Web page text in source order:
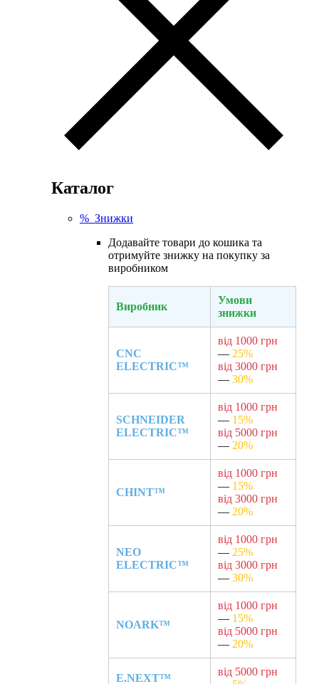
Каталог
% Знижки
Додавайте товари до кошика та
отримуйте знижку на покупку за
виробником
Виробник
Умови
знижки
CNC
ELECTRIC™
від 1000 грн
— 25%
від 3000 грн
— 30%
SCHNEIDER
ELECTRIC™
від 1000 грн
— 15%
від 5000 грн
— 20%
CHINT™
від 1000 грн
— 15%
від 3000 грн
— 20%
NEO
ELECTRIC™
від 1000 грн
— 25%
від 3000 грн
— 30%
NOARK™
від 1000 грн
— 15%
від 5000 грн
— 20%
E.NEXT™
від 5000 грн